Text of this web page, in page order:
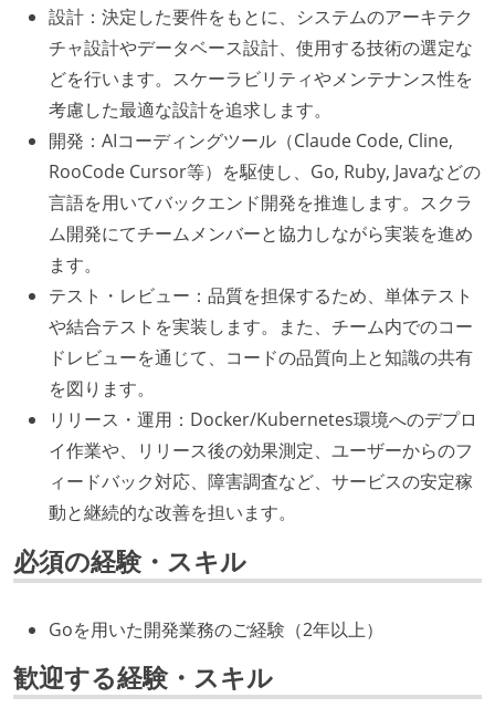
設計：決定した要件をもとに、システムのアーキテク
チャ設計やデータベース設計、使用する技術の選定な
どを行います。スケーラビリティやメンテナンス性を
考慮した最適な設計を追求します。
開発：AIコーディングツール（Claude Code, Cline,
RooCode Cursor等）を駆使し、Go, Ruby, Javaなどの
言語を用いてバックエンド開発を推進します。スクラ
ム開発にてチームメンバーと協力しながら実装を進め
ます。
テスト・レビュー：品質を担保するため、単体テスト
や結合テストを実装します。また、チーム内でのコー
ドレビューを通じて、コードの品質向上と知識の共有
を図ります。
リリース・運用：Docker/Kubernetes環境へのデプロ
イ作業や、リリース後の効果測定、ユーザーからのフ
ィードバック対応、障害調査など、サービスの安定稼
動と継続的な改善を担います。
必須の経験・スキル
Goを用いた開発業務のご経験（2年以上）
歓迎する経験・スキル